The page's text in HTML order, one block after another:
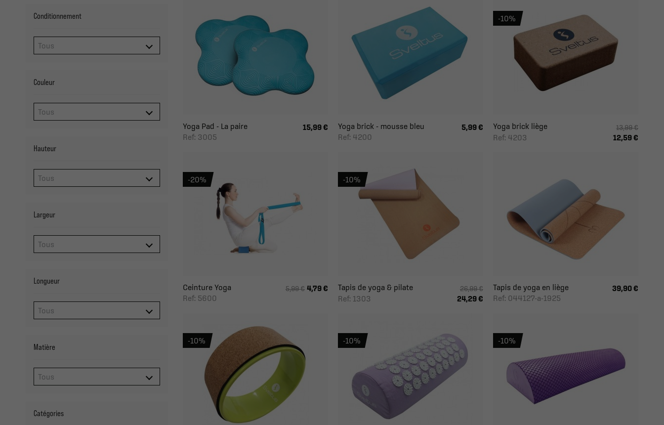
Conditionnement
Couleur
Hauteur
Largeur
Longueur
Matière
Catégories
Yoga Pad - La paire
Ref: 3005
15,99 €
Yoga brick - mousse bleu
Ref: 4200
5,99 €
Yoga brick liège
Ref: 4203
13,99 €
12,59 €
-10%
Ceinture Yoga
Ref: 5600
5,99 € 4,79 €
-20%
Tapis de yoga & pilate
Ref: 1303
26,99 €
24,29 €
-10%
Tapis de yoga en liège
Ref: 044127-a-1925
39,90 €
-10% -10% -10%